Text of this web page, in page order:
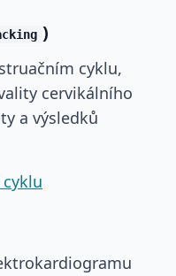
)
cyklu,
cervikálního
a výsledků